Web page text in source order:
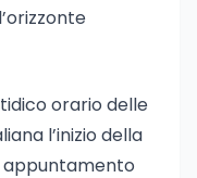
orario delle
l’inizio della
appuntamento